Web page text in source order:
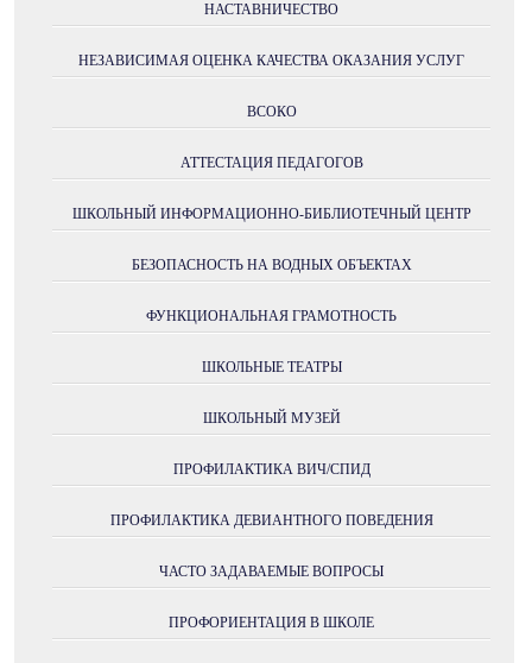
НАСТАВНИЧЕСТВО
НЕЗАВИСИМАЯ ОЦЕНКА КАЧЕСТВА ОКАЗАНИЯ УСЛУГ
ВСОКО
АТТЕСТАЦИЯ ПЕДАГОГОВ
ШКОЛЬНЫЙ ИНФОРМАЦИОННО-БИБЛИОТЕЧНЫЙ ЦЕНТР
БЕЗОПАСНОСТЬ НА ВОДНЫХ ОБЪЕКТАХ
ФУНКЦИОНАЛЬНАЯ ГРАМОТНОСТЬ
ШКОЛЬНЫЕ ТЕАТРЫ
ШКОЛЬНЫЙ МУЗЕЙ
ПРОФИЛАКТИКА ВИЧ/СПИД
ПРОФИЛАКТИКА ДЕВИАНТНОГО ПОВЕДЕНИЯ
ЧАСТО ЗАДАВАЕМЫЕ ВОПРОСЫ
ПРОФОРИЕНТАЦИЯ В ШКОЛЕ